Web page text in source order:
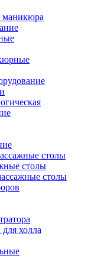
столы
столы
столы
холла